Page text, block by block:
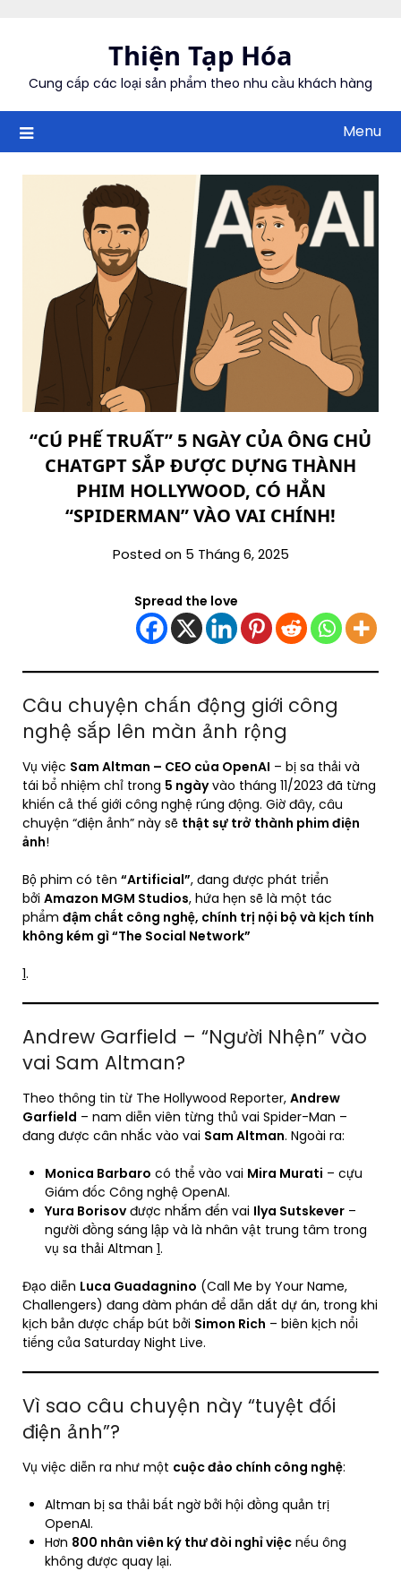
Thiện Tạp Hóa
Cung cấp các loại sản phẩm theo nhu cầu khách hàng
Menu
“CÚ PHẾ TRUẤT” 5 NGÀY CỦA ÔNG CHỦ
CHATGPT SẮP ĐƯỢC DỰNG THÀNH
PHIM HOLLYWOOD, CÓ HẲN
“SPIDERMAN” VÀO VAI CHÍNH!
Posted on 5 Tháng 6, 2025
Spread the love
Câu chuyện chấn động giới công
nghệ sắp lên màn ảnh rộng
Vụ việc Sam Altman – CEO của OpenAI – bị sa thải và
tái bổ nhiệm chỉ trong 5 ngàyvào tháng 11/2023 đã từng
khiến cả thế giới công nghệ rúng động. Giờ đây, câu
chuyện “điện ảnh” này sẽ thật sự trở thành phim điện
ảnh!
Bộ phim có tên “Artificial”, đang được phát triển
bởi Amazon MGM Studios, hứa hẹn sẽ là một tác
phẩm đậm chất công nghệ, chính trị nội bộ và kịch tính
không kém gì “The Social Network”
1.
Andrew Garfield – “Người Nhện” vào
vai Sam Altman?
Theo thông tin từ The Hollywood Reporter, Andrew
Garfield – nam diễn viên từng thủ vai Spider-Man –
đang được cân nhắc vào vai Sam Altman. Ngoài ra:
Monica Barbaro có thể vào vai Mira Murati – cựu
Giám đốc Công nghệ OpenAI.
Yura Borisov được nhắm đến vai Ilya Sutskever –
người đồng sáng lập và là nhân vật trung tâm trong
vụ sa thải Altman 1.
Đạo diễn Luca Guadagnino (Call Me by Your Name,
Challengers) đang đàm phán để dẫn dắt dự án, trong khi
kịch bản được chấp bút bởi Simon Rich – biên kịch nổi
tiếng của Saturday Night Live.
Vì sao câu chuyện này “tuyệt đối
điện ảnh”?
Vụ việc diễn ra như một cuộc đảo chính công nghệ:
Altman bị sa thải bất ngờ bởi hội đồng quản trị
OpenAI.
Hơn 800 nhân viên ký thư đòi nghỉ việc nếu ông
không được quay lại.